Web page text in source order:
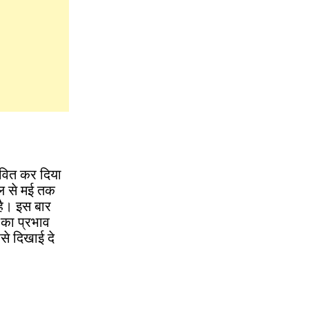
कर दिया
से मई तक
इस बार
प्रभाव
दिखाई दे